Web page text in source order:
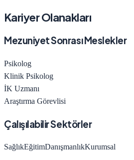
Kariyer Olanakları
Mezuniyet Sonrası Meslekler
Psikolog
Klinik Psikolog
İK Uzmanı
Araştırma Görevlisi
Çalışılabilir Sektörler
SağlıkEğitimDanışmanlıkKurumsal